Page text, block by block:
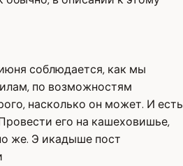
июня соблюдается, как мы
по возможностям
насколько он может. И есть
его на кашеховишье,
же. Э икадыше пост